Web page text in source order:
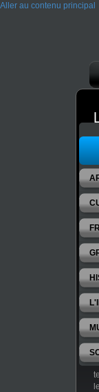
Aller au contenu principal